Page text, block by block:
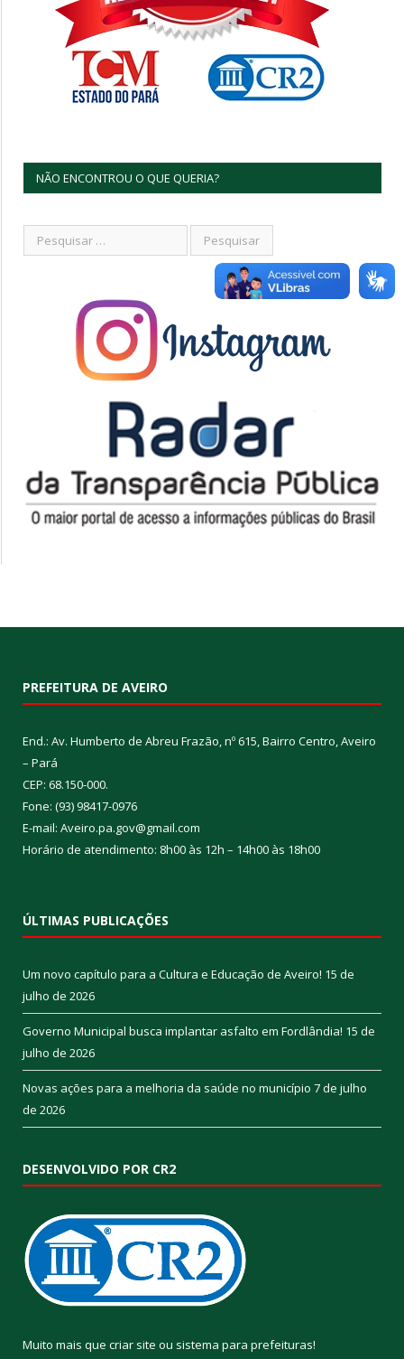
NÃO ENCONTROU O QUE QUERIA?
PREFEITURA DE AVEIRO
End.: Av. Humberto de Abreu Frazão, nº 615, Bairro Centro, Aveiro
– Pará
CEP: 68.150-000.
Fone: (93) 98417-0976
E-mail: Aveiro.pa.gov@gmail.com
Horário de atendimento: 8h00 às 12h – 14h00 às 18h00
ÚLTIMAS PUBLICAÇÕES
Um novo capítulo para a Cultura e Educação de Aveiro! 15 de
julho de 2026
Governo Municipal busca implantar asfalto em Fordlândia! 15 de
julho de 2026
Novas ações para a melhoria da saúde no município 7 de julho
de 2026
DESENVOLVIDO POR CR2
Muito mais que criar site ou sistema para prefeituras!